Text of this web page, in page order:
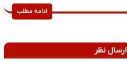
ادامه مطلب
ارسال نظر